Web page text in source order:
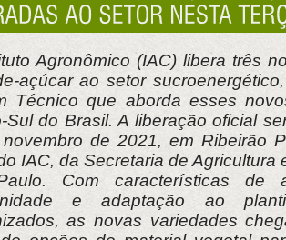
Agronômico (IAC) libera três
açúcar ao setor
Técnico que aborda esses
Sul do Brasil. A liberação oficial
de 2021, em Ribeirão
IAC, da Secretaria de Agricultura
Com características de
e adaptação ao
as novas variedades